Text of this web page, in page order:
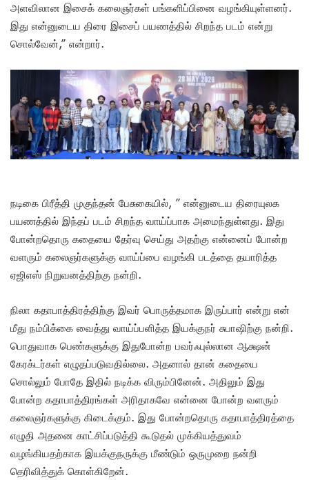
அளவிலான இசைக் கலைஞர்கள் பங்களிப்பினை வழங்கியுள்ளனர்.
இது என்னுடைய திரை இசைப் பயணத்தில் சிறந்த படம் என்று
சொல்வேன்,” என்றார்.
நடிகை பிரீத்தி முகுந்தன் பேசுகையில், ” என்னுடைய திரையுலக
பயணத்தில் இந்தப் படம் சிறந்த வாய்ப்பாக அமைந்துள்ளது. இது
போன்றதொரு கதையை தேர்வு செய்து அதற்கு என்னைப் போன்ற
வளரும் கலைஞர்களுக்கு வாய்ப்பை வழங்கி படத்தை தயாரித்த
ஏஜிஎஸ் நிறுவனத்திற்கு நன்றி.
நிலா கதாபாத்திரத்திற்கு இவர் பொருத்தமாக இருப்பார் என்று என்
மீது நம்பிக்கை வைத்து வாய்ப்பளித்த இயக்குநர் சுபாஷிற்கு நன்றி.
பொதுவாக பெண்களுக்கு இதுபோன்ற பவர்ஃபுல்லான ஆக்ஷன்
கேரக்டர்கள் எழுதப்படுவதில்லை. அதனால் தான் கதையை
சொல்லும் போதே இதில் நடிக்க விரும்பினேன். அதிலும் இது
போன்ற கதாபாத்திரங்கள் அரிதாகவே என்னை போன்ற வளரும்
கலைஞர்களுக்கு கிடைக்கும். இது போன்றதொரு கதாபாத்திரத்தை
எழுதி அதனை காட்சிப்படுத்தி கூடுதல் முக்கியத்துவம்
வழங்கியதற்காக இயக்குநருக்கு மீண்டும் ஒருமுறை நன்றி
தெரிவித்துக் கொள்கிறேன்.